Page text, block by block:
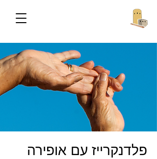
פלדנקרייז עם אופירה